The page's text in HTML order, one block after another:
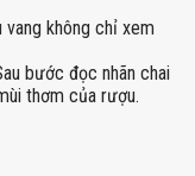
vang không chỉ xem
bước đọc nhãn chai
thơm của rượu.